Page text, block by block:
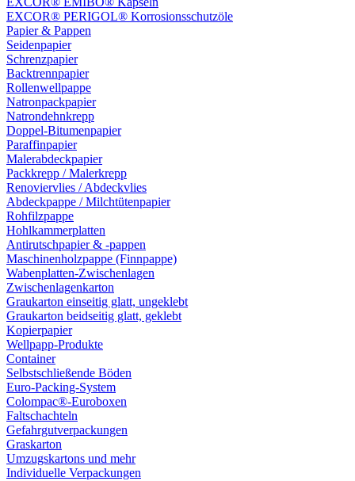
EXCOR® PERIGOL® Korrosionsschutzöle
Papier & Pappen
Seidenpapier
Schrenzpapier
Backtrennpapier
Rollenwellpappe
Natronpackpapier
Natrondehnkrepp
Doppel-Bitumenpapier
Paraffinpapier
Malerabdeckpapier
Packkrepp / Malerkrepp
Renoviervlies / Abdeckvlies
Abdeckpappe / Milchtütenpapier
Rohfilzpappe
Hohlkammerplatten
Antirutschpapier & -pappen
Maschinenholzpappe (Finnpappe)
Wabenplatten-Zwischenlagen
Zwischenlagenkarton
Graukarton einseitig glatt, ungeklebt
Graukarton beidseitig glatt, geklebt
Kopierpapier
Wellpapp-Produkte
Container
Selbstschließende Böden
Euro-Packing-System
Colompac®-Euroboxen
Faltschachteln
Gefahrgutverpackungen
Graskarton
Umzugskartons und mehr
Individuelle Verpackungen